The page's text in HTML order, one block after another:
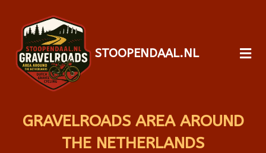
STOOPENDAAL.NL
GRAVELROADS AREA AROUND
THE NETHERLANDS